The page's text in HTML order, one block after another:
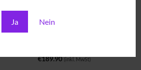
Ja Nein
€189.90 (inkl. MwSt)